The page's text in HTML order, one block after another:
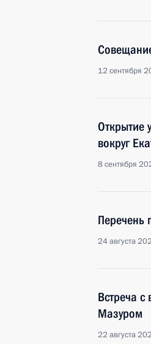
12 сентября
Открытие
вокруг
8 сентября
Перечень
24 августа
Встреча
Мазуром
22 августа